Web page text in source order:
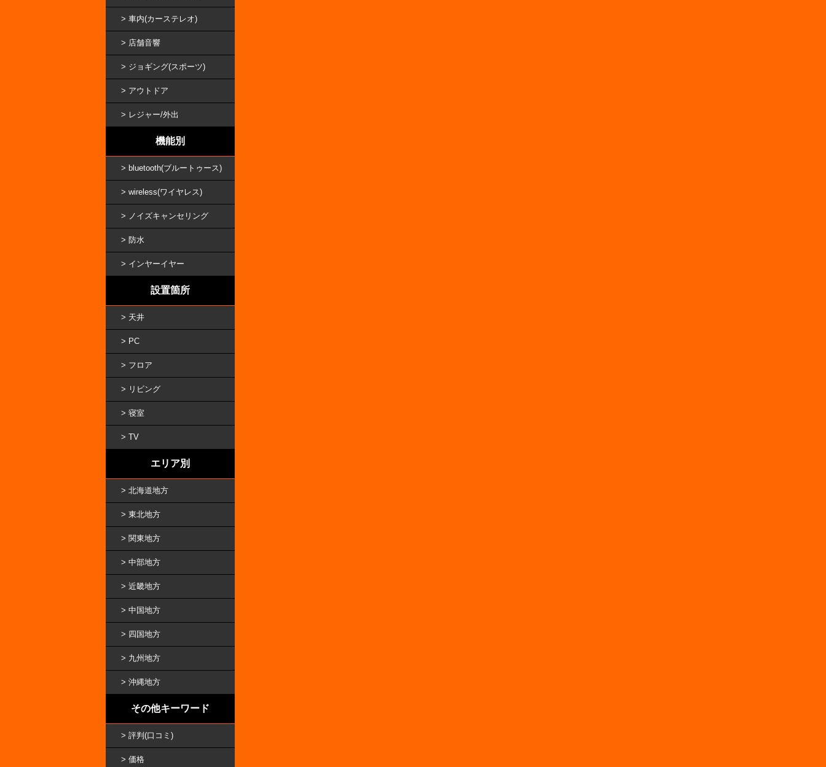
車内(カーステレオ)
店舗音響
ジョギング(スポーツ)
アウトドア
レジャー/外出
機能別
bluetooth(ブルートゥース)
wireless(ワイヤレス)
ノイズキャンセリング
防水
インヤーイヤー
設置箇所
天井
PC
フロア
リビング
寝室
TV
エリア別
北海道地方
東北地方
関東地方
中部地方
近畿地方
中国地方
四国地方
九州地方
沖縄地方
その他キーワード
評判(口コミ)
価格